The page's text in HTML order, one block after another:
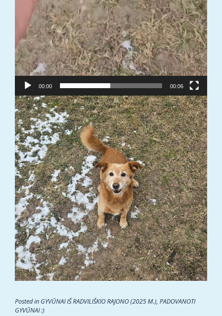
00:00 00:06
Posted in GYVŪNAI IŠ RADVILIŠKIO RAJONO (2025 M.), PADOVANOTI
GYVŪNAI :)